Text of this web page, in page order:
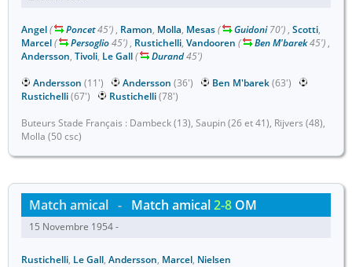
Angel( Poncet45') , Ramon, Molla, Mesas( Guidoni70') , Scotti,
Marcel( Persoglio45') , Rustichelli, Vandooren ( Ben M'barek45') ,
Andersson, Tivoli, Le Gall( Durand45')
Andersson (11') Andersson (36') Ben M'barek(63')
Rustichelli(67') Rustichelli(78')
Buteurs Stade Français : Dambeck (13), Saupin (26 et 41), Rijvers (48),
Molla (50 csc)
Match amical - Match amical2-8 OM
15 Novembre 1954 -
Rustichelli, Le Gall, Andersson, Marcel, Nielsen